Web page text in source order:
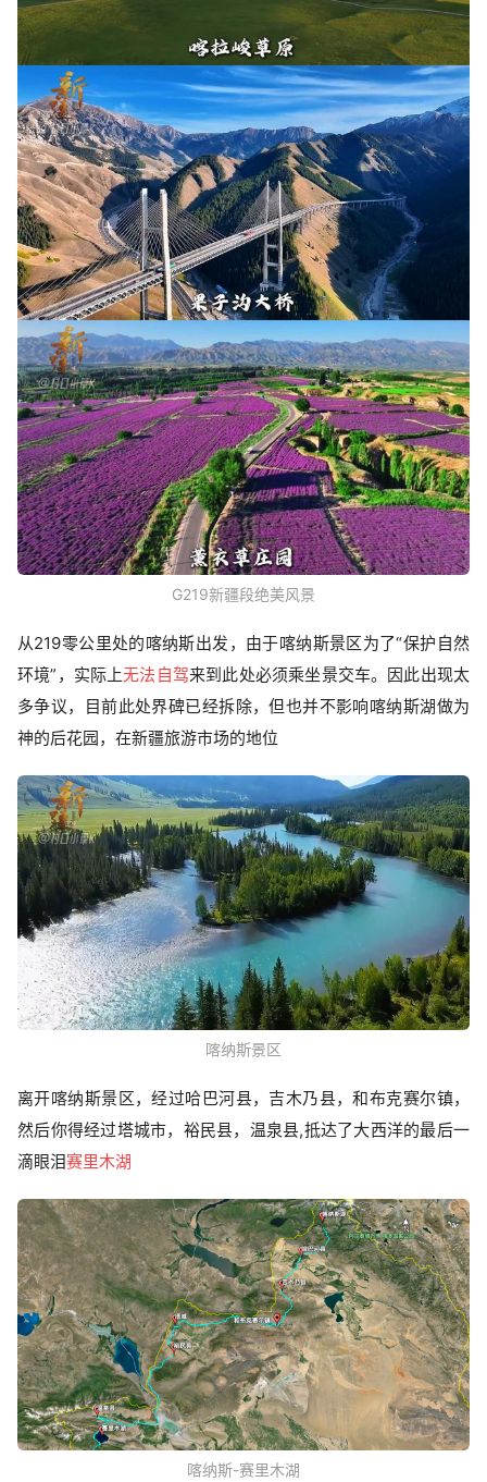
G219新疆段绝美风景
从219零公里处的喀纳斯出发，由于喀纳斯景区为了“保护自然
环境”，实际上无法自驾来到此处必须乘坐景交车。因此出现太
多争议，目前此处界碑已经拆除，但也并不影响喀纳斯湖做为
神的后花园，在新疆旅游市场的地位
喀纳斯景区
离开喀纳斯景区，经过哈巴河县，吉木乃县，和布克赛尔镇，
然后你得经过塔城市，裕民县，温泉县,抵达了大西洋的最后一
滴眼泪赛里木湖
喀纳斯-赛里木湖